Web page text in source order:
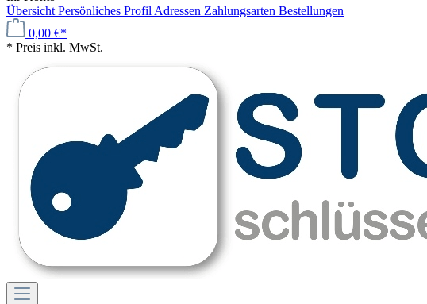
Übersicht Persönliches Profil Adressen Zahlungsarten Bestellungen
0,00 €*
* Preis inkl. MwSt.